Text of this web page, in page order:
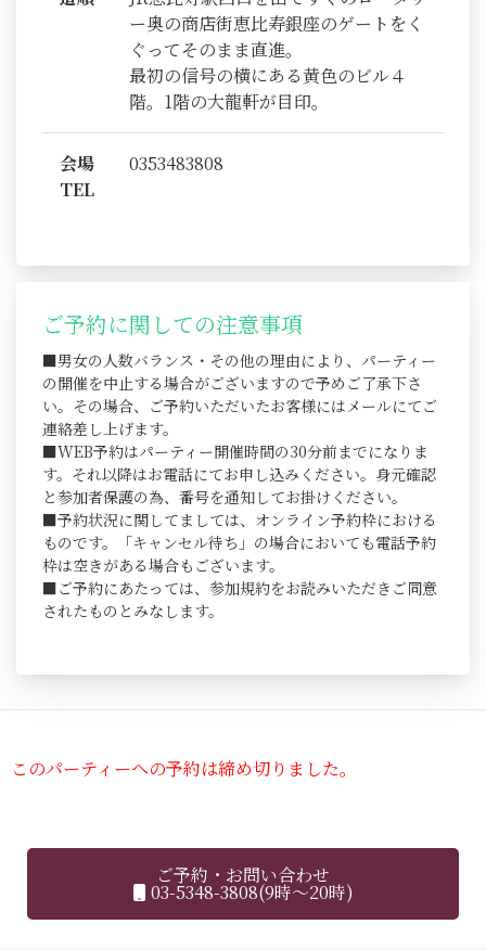
ー奥の商店街恵比寿銀座のゲートをく
ぐってそのまま直進。
最初の信号の横にある黄色のビル４
階。1階の大龍軒が目印。
会場
TEL
0353483808
ご予約に関しての注意事項
■男女の人数バランス・その他の理由により、パーティー
の開催を中止する場合がございますので予めご了承下さ
い。その場合、ご予約いただいたお客様にはメールにてご
連絡差し上げます。
■WEB予約はパーティー開催時間の30分前までになりま
す。それ以降はお電話にてお申し込みください。身元確認
と参加者保護の為、番号を通知してお掛けください。
■予約状況に関してましては、オンライン予約枠における
ものです。「キャンセル待ち」の場合においても電話予約
枠は空きがある場合もございます。
■ご予約にあたっては、参加規約をお読みいただきご同意
されたものとみなします。
このパーティーへの予約は締め切りました。
ご予約・お問い合わせ
03-5348-3808(9時～20時)